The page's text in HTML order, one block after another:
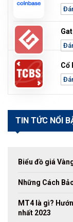
Cổ
TIN TỨC NỔI
Biểu đồ giá
Những Cách
MT4 là gì?
nhất 2023